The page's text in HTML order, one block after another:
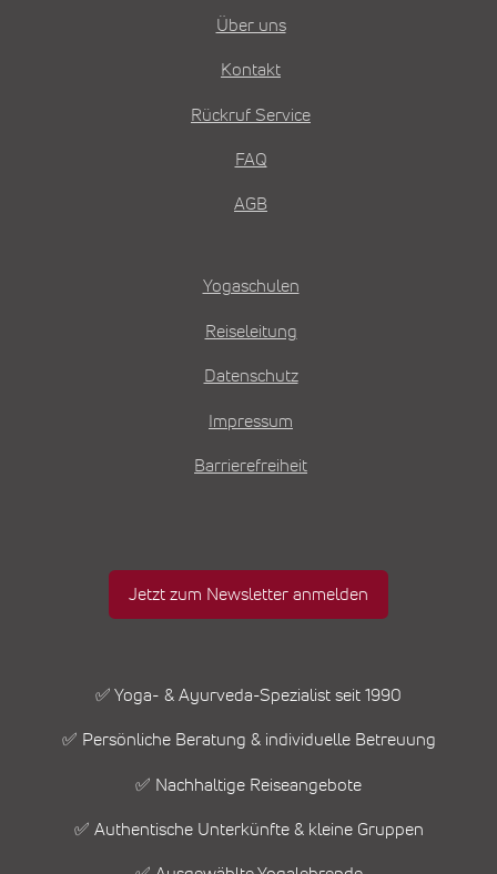
Über uns
Kontakt
Rückruf Service
FAQ
AGB
Yogaschulen
Reiseleitung
Datenschutz
Impressum
Barrierefreiheit
Jetzt zum Newsletter anmelden
✅ Yoga- & Ayurveda-Spezialist seit 1990
✅ Persönliche Beratung & individuelle Betreuung
✅ Nachhaltige Reiseangebote
✅ Authentische Unterkünfte & kleine Gruppen